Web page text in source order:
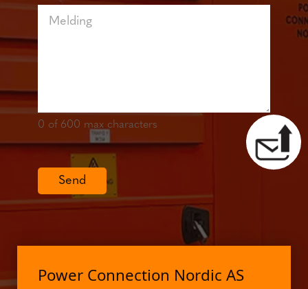
0 of 600 max characters
Send
Power Connection Nordic AS